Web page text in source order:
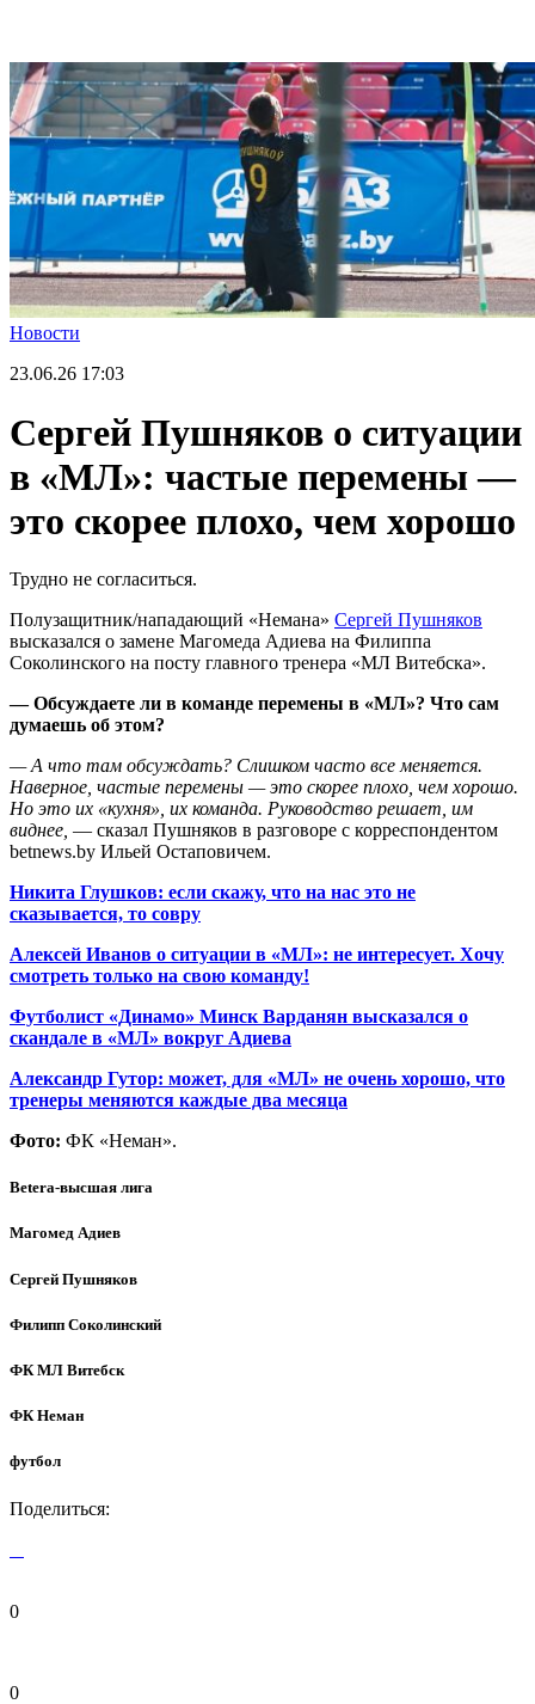
Новости
23.06.26 17:03
Сергей Пушняков о ситуации
в «МЛ»: частые перемены —
это скорее плохо, чем хорошо
Трудно не согласиться.
Полузащитник/нападающий «Немана» Сергей Пушняков
высказался о замене Магомеда Адиева на Филиппа
Соколинского на посту главного тренера «МЛ Витебска».
— Обсуждаете ли в команде перемены в «МЛ»? Что сам
думаешь об этом?
— А что там обсуждать? Слишком часто все меняется.
Наверное, частые перемены — это скорее плохо, чем хорошо.
Но это их «кухня», их команда. Руководство решает, им
виднее, — сказал Пушняков в разговоре с корреспондентом
betnews.by Ильей Остаповичем.
Никита Глушков: если скажу, что на нас это не
сказывается, то совру
Алексей Иванов о ситуации в «МЛ»: не интересует. Хочу
смотреть только на свою команду!
Футболист «Динамо» Минск Варданян высказался о
скандале в «МЛ» вокруг Адиева
Александр Гутор: может, для «МЛ» не очень хорошо, что
тренеры меняются каждые два месяца
Фото: ФК «Неман».
Betera-высшая лига
Магомед Адиев
Сергей Пушняков
Филипп Соколинский
ФК МЛ Витебск
ФК Неман
футбол
Поделиться:
0
0